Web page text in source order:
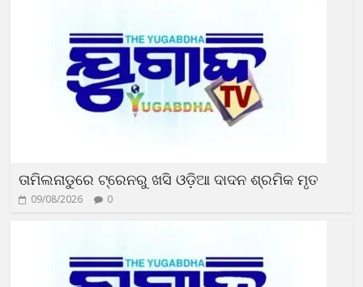
ତାମିଲନାଡୁରେ ଟ୍ରେନରୁ ଖସି ଓଡ଼ିଆ ଦାଦନ ଶ୍ରମିକ ମୃତ
09/08/2026 0